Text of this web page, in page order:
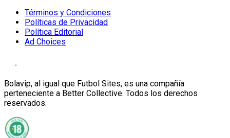
Términos y Condiciones
Políticas de Privacidad
Política Editorial
Ad Choices
Bolavip, al igual que Futbol Sites, es una compañía
perteneciente a Better Collective. Todos los derechos
reservados.